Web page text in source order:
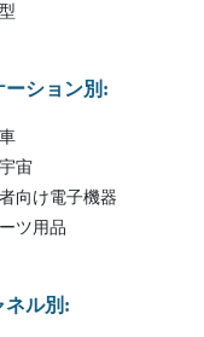
ーション別:
宙
向け電子機器
ツ用品
ネル別: